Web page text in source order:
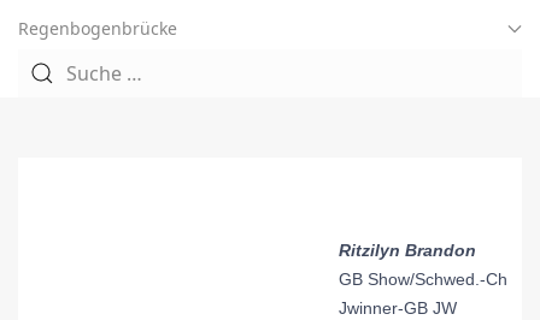
Regenbogenbrücke
Ritzilyn Brandon
GB Show/Schwed.-Ch
Jwinner-GB JW